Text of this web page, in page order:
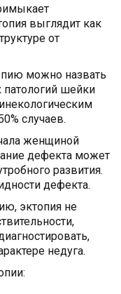
выглядит как
от
можно назвать
патологий шейки
случаев.
женщиной
дефекта может
развития.
дефекта.
эктопия не
недуга.